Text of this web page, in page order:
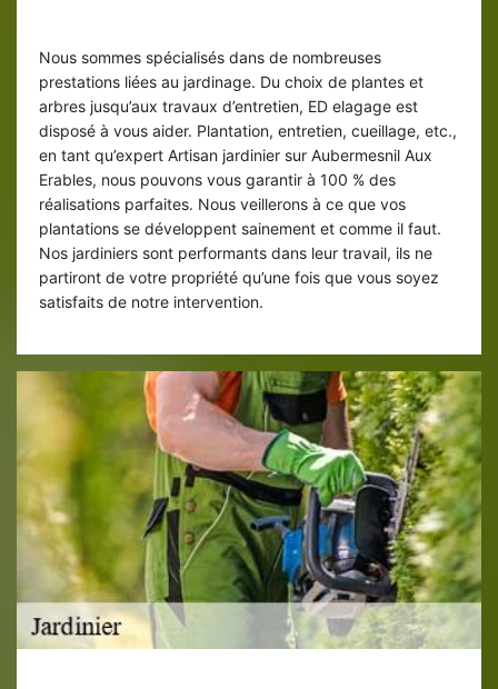
Nous sommes spécialisés dans de nombreuses
prestations liées au jardinage. Du choix de plantes et
arbres jusqu’aux travaux d’entretien, ED elagage est
disposé à vous aider. Plantation, entretien, cueillage, etc.,
en tant qu’expert Artisan jardinier sur Aubermesnil Aux
Erables, nous pouvons vous garantir à 100 % des
réalisations parfaites. Nous veillerons à ce que vos
plantations se développent sainement et comme il faut.
Nos jardiniers sont performants dans leur travail, ils ne
partiront de votre propriété qu’une fois que vous soyez
satisfaits de notre intervention.